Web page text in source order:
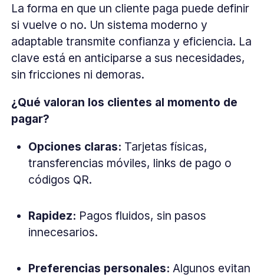
La forma en que un cliente paga puede definir
si vuelve o no. Un sistema moderno y
adaptable transmite confianza y eficiencia. La
clave está en anticiparse a sus necesidades,
sin fricciones ni demoras.
¿Qué valoran los clientes al momento de
pagar?
Opciones claras: Tarjetas físicas,
transferencias móviles, links de pago o
códigos QR.
Rapidez: Pagos fluidos, sin pasos
innecesarios.
Preferencias personales: Algunos evitan